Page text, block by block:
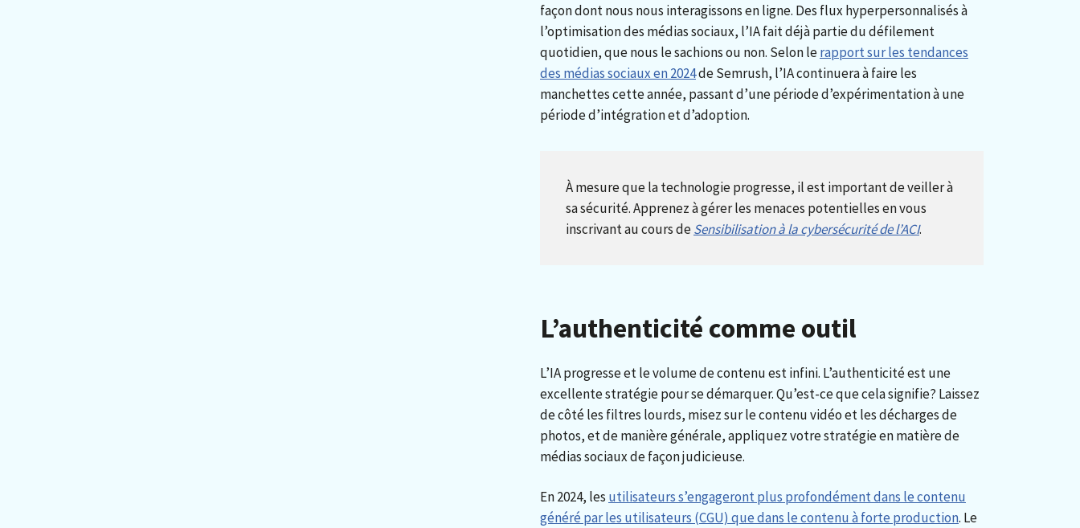
façon dont nous nous interagissons en ligne. Des flux hyperpersonnalisés à
l’optimisation des médias sociaux, l’IA fait déjà partie du défilement
quotidien, que nous le sachions ou non. Selon lerapport sur les tendances
des médias sociaux en 2024de Semrush, l’IA continuera à faire les
manchettes cette année, passant d’une période d’expérimentation à une
période d’intégration et d’adoption.
À mesure que la technologie progresse, il est important de veiller à
sa sécurité. Apprenez à gérer les menaces potentielles en vous
inscrivant au cours deSensibilisation à la cybersécurité de l’ACI.
L’authenticité comme outil
L’IA progresse et le volume de contenu est infini. L’authenticité est une
excellente stratégie pour se démarquer. Qu’est-ce que cela signifie? Laissez
de côté les filtres lourds, misez sur le contenu vidéo et les décharges de
photos, et de manière générale, appliquez votre stratégie en matière de
médias sociaux de façon judicieuse.
En 2024, les utilisateurs s’engageront plus profondément dans le contenu
généré par les utilisateurs (CGU) que dans le contenu à forte production. Le